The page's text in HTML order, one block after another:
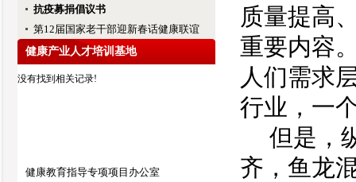
抗疫募捐倡议书
第12届国家老干部迎新春话健康联谊
健康产业人才培训基地
没有找到相关记录!
健康教育指导专项项目办公室
质量提高
重要内容
人们需求
行业，一
但是，
齐，鱼龙